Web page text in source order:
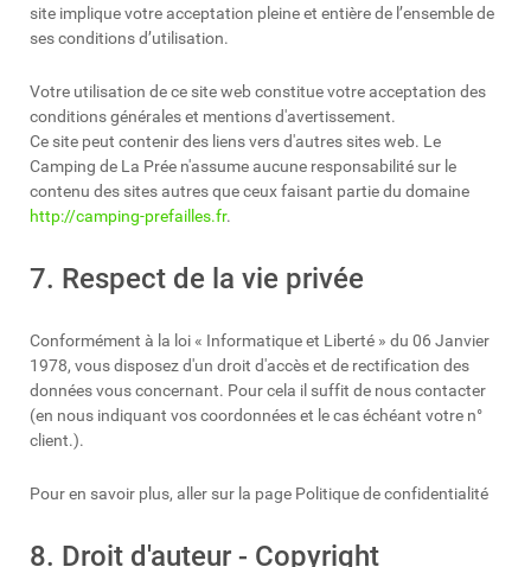
site implique votre acceptation pleine et entière de l’ensemble de
ses conditions d’utilisation.
Votre utilisation de ce site web constitue votre acceptation des
conditions générales et mentions d'avertissement.
Ce site peut contenir des liens vers d'autres sites web. Le
Camping de La Prée n'assume aucune responsabilité sur le
contenu des sites autres que ceux faisant partie du domaine
http://camping-prefailles.fr.
7. Respect de la vie privée
Conformément à la loi « Informatique et Liberté » du 06 Janvier
1978, vous disposez d'un droit d'accès et de rectification des
données vous concernant. Pour cela il suffit de nous contacter
(en nous indiquant vos coordonnées et le cas échéant votre n°
client.).
Pour en savoir plus, aller sur la page Politique de confidentialité
8. Droit d'auteur - Copyright